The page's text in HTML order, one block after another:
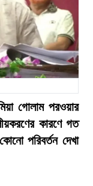
গোলাম পরওয়ার
কারণে গত
পরিবর্তন দেখা